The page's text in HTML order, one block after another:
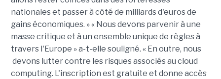
nationales et passer à côté de milliards d'euros de
gains économiques. » « Nous devons parvenir à une
masse critique et à un ensemble unique de règles à
travers l'Europe » a-t-elle souligné. « En outre, nous
devons lutter contre les risques associés au cloud
computing. L'inscription est gratuite et donne accès